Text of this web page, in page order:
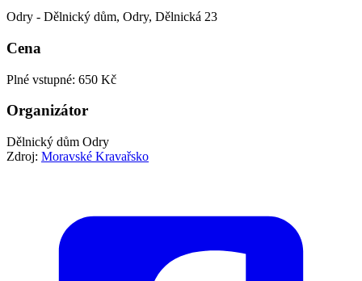
Odry - Dělnický dům, Odry, Dělnická 23
Cena
Plné vstupné: 650 Kč
Organizátor
Dělnický dům Odry
Zdroj: Moravské Kravařsko